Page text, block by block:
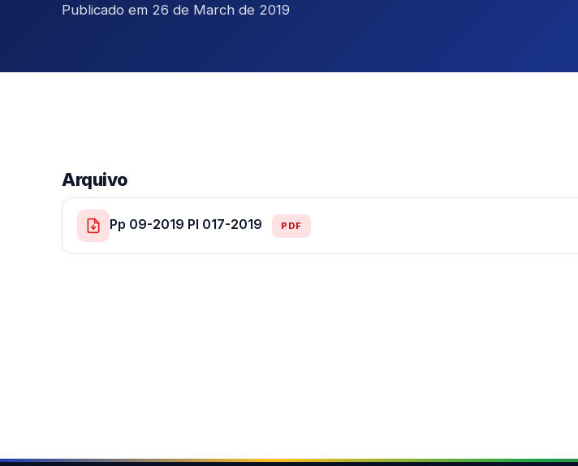
Publicado em 26 de March de 2019
Arquivo
Pp 09-2019 Pl 017-2019 PDF